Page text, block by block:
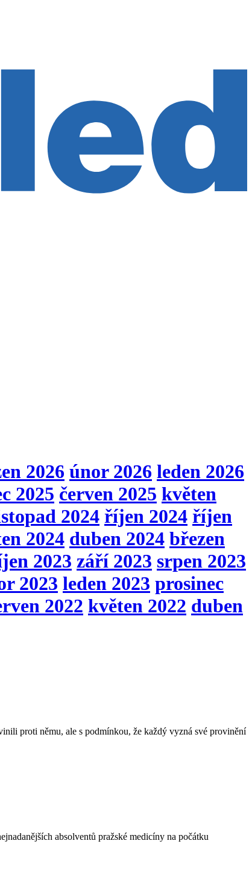
2026 únor 2026 leden 2026
2025 červen 2025 květen
2024 říjen 2024 říjen
2024 duben 2024 březen
2023 září 2023 srpen 2023
2023 leden 2023 prosinec
2022 květen 2022 duben
proti němu, ale s podmínkou, že každý vyzná své provinění
absolventů pražské medicíny na počátku